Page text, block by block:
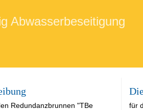
Abwasserbeseitigung
Redundanz­brunnen "TBe
für